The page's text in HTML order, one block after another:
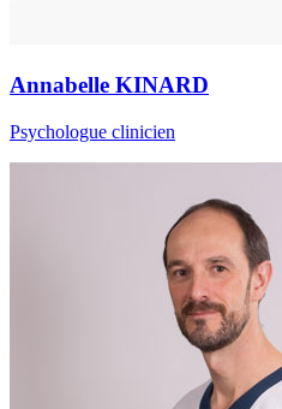
Annabelle KINARD
Psychologue clinicien